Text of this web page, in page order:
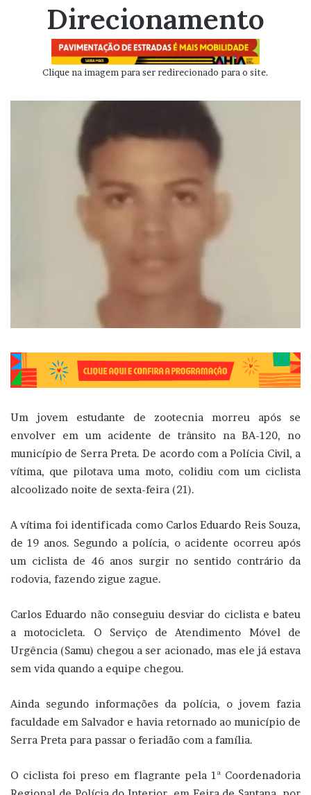
Direcionamento
Clique na imagem para ser redirecionado para o site.
Um jovem estudante de zootecnia morreu após se
envolver em um acidente de trânsito na BA-120, no
município de Serra Preta. De acordo com a Polícia Civil, a
vítima, que pilotava uma moto, colidiu com um ciclista
alcoolizado noite de sexta-feira (21).
A vítima foi identificada como Carlos Eduardo Reis Souza,
de 19 anos. Segundo a polícia, o acidente ocorreu após
um ciclista de 46 anos surgir no sentido contrário da
rodovia, fazendo zigue zague.
Carlos Eduardo não conseguiu desviar do ciclista e bateu
a motocicleta. O Serviço de Atendimento Móvel de
Urgência (Samu) chegou a ser acionado, mas ele já estava
sem vida quando a equipe chegou.
Ainda segundo informações da polícia, o jovem fazia
faculdade em Salvador e havia retornado ao município de
Serra Preta para passar o feriadão com a família.
O ciclista foi preso em flagrante pela 1ª Coordenadoria